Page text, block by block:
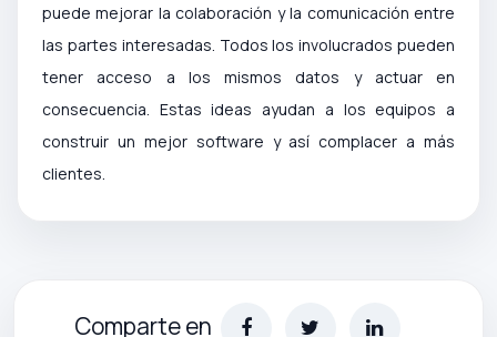
puede mejorar la colaboración y la comunicación entre
las partes interesadas. Todos los involucrados pueden
tener acceso a los mismos datos y actuar en
consecuencia. Estas ideas ayudan a los equipos a
construir un mejor software y así complacer a más
clientes.
Comparte en